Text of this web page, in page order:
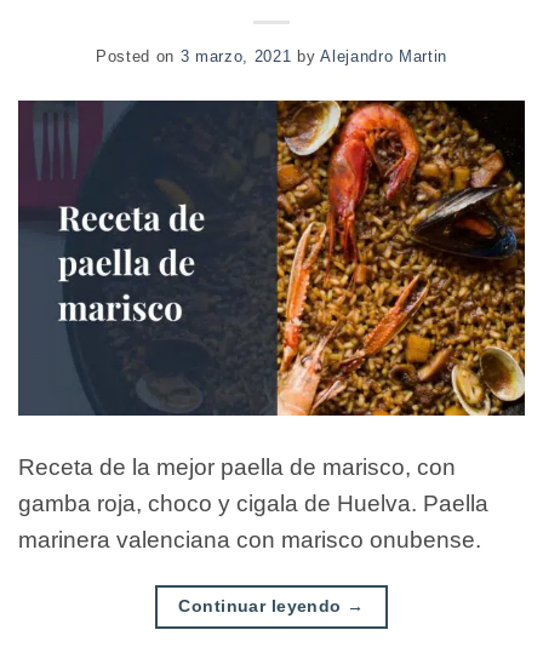
Posted on 3 marzo, 2021 byAlejandro Martin
Receta de la mejor paella de marisco, con
gamba roja, choco y cigala de Huelva. Paella
marinera valenciana con marisco onubense.
Continuar leyendo →